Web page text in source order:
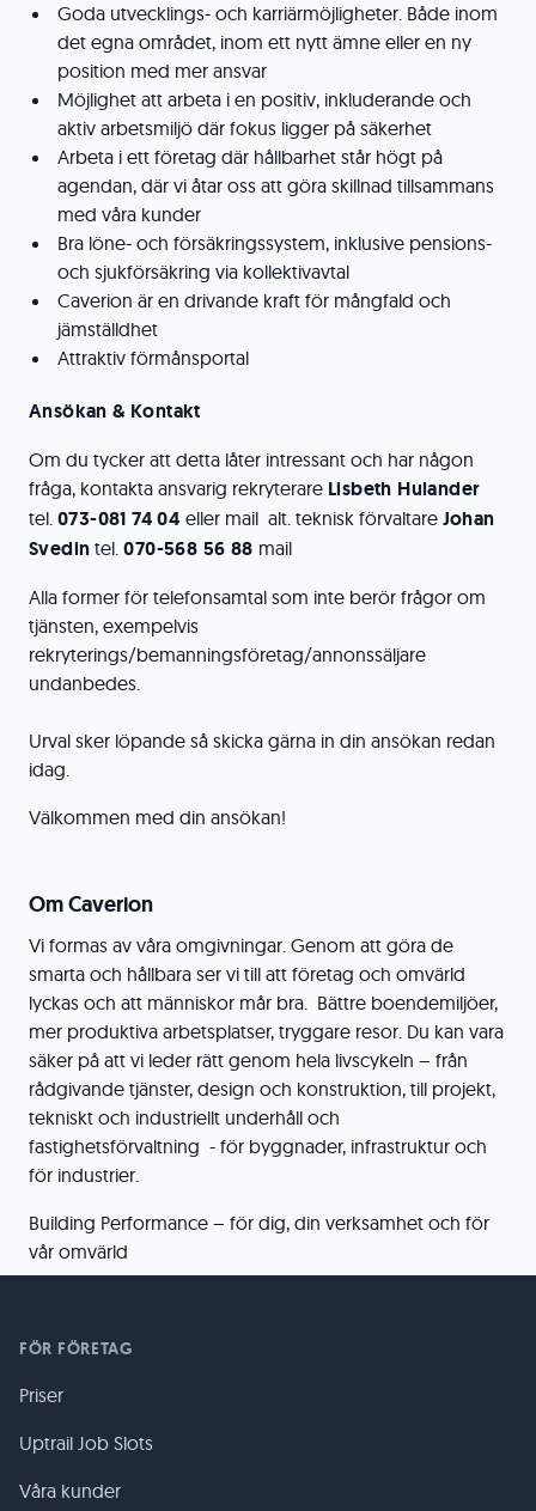
Goda utvecklings- och karriärmöjligheter. Både inom
det egna området, inom ett nytt ämne eller en ny
position med mer ansvar
Möjlighet att arbeta i en positiv, inkluderande och
aktiv arbetsmiljö där fokus ligger på säkerhet
Arbeta i ett företag där hållbarhet står högt på
agendan, där vi åtar oss att göra skillnad tillsammans
med våra kunder
Bra löne- och försäkringssystem, inklusive pensions-
och sjukförsäkring via kollektivavtal
Caverion är en drivande kraft för mångfald och
jämställdhet
Attraktiv förmånsportal
Ansökan & Kontakt
Om du tycker att detta låter intressant och har någon
fråga, kontakta ansvarig rekryterare Lisbeth Hulander
tel. 073-081 74 04 eller mail alt. teknisk förvaltare Johan
Svedin tel.070-568 56 88 mail
Alla former för telefonsamtal som inte berör frågor om
tjänsten, exempelvis
rekryterings/bemanningsföretag/annonssäljare
undanbedes.
Urval sker löpande så skicka gärna in din ansökan redan
idag.
Välkommen med din ansökan!
Om Caverion
Vi formas av våra omgivningar. Genom att göra de
smarta och hållbara ser vi till att företag och omvärld
lyckas och att människor mår bra. Bättre boendemiljöer,
mer produktiva arbetsplatser, tryggare resor. Du kan vara
säker på att vi leder rätt genom hela livscykeln – från
rådgivande tjänster, design och konstruktion, till projekt,
tekniskt och industriellt underhåll och
fastighetsförvaltning - för byggnader, infrastruktur och
för industrier.
Building Performance – för dig, din verksamhet och för
vår omvärld
FÖR FÖRETAG
Priser
Uptrail Job Slots
Våra kunder